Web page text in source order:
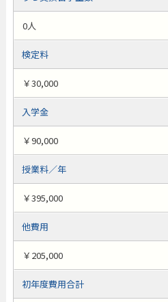
0人
検定料
￥30,000
入学金
￥90,000
授業料／年
￥395,000
他費用
￥205,000
初年度費用合計